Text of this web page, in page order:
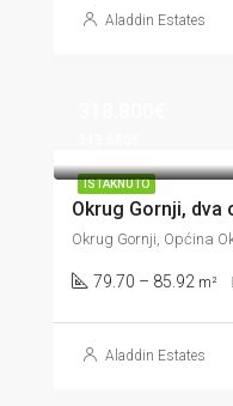
Aladdin Estates
ISTAKNUTO
79.70 – 85.92 m²
Aladdin Estates